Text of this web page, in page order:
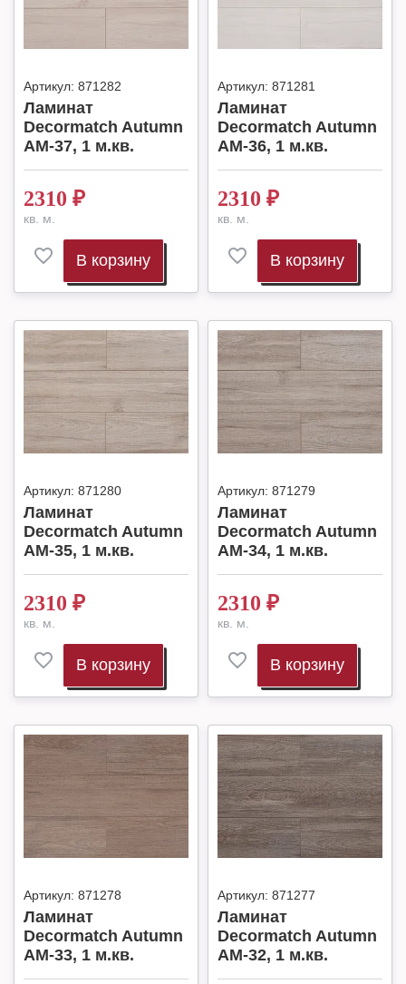
Артикул: 871282
Ламинат
Decormatch Autumn
AM-37, 1 м.кв.
2310 ₽
кв. м.
В корзину
Артикул: 871281
Ламинат
Decormatch Autumn
AM-36, 1 м.кв.
2310 ₽
кв. м.
В корзину
Артикул: 871280
Ламинат
Decormatch Autumn
AM-35, 1 м.кв.
2310 ₽
кв. м.
В корзину
Артикул: 871279
Ламинат
Decormatch Autumn
AM-34, 1 м.кв.
2310 ₽
кв. м.
В корзину
Артикул: 871278
Ламинат
Decormatch Autumn
AM-33, 1 м.кв.
Артикул: 871277
Ламинат
Decormatch Autumn
AM-32, 1 м.кв.